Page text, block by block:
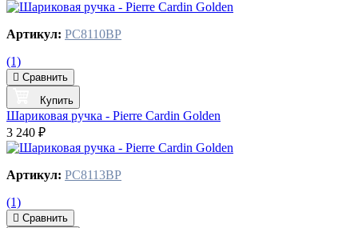
Артикул: PC8110BP
(1)
Сравнить
Купить
Шариковая ручка - Pierre Cardin Golden
3 240 ₽
Артикул: PC8113BP
(1)
Сравнить